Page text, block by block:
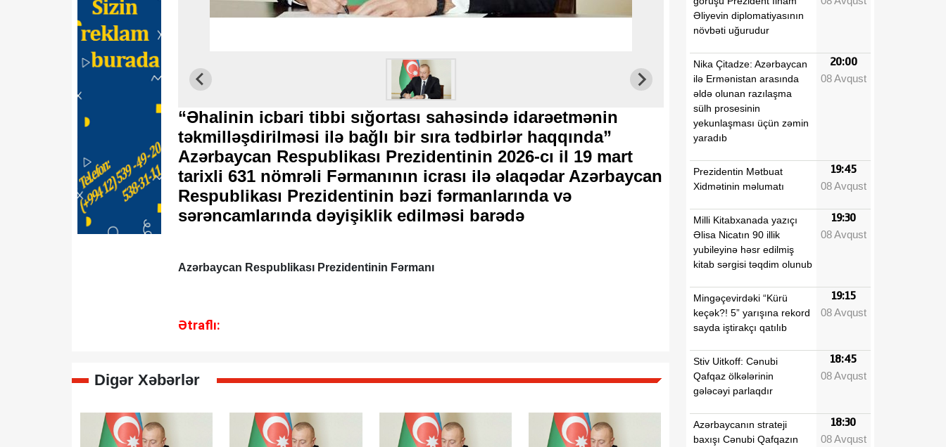
“Əhalinin icbari tibbi sığortası sahəsində idarəetmənin
təkmilləşdirilməsi ilə bağlı bir sıra tədbirlər haqqında”
Azərbaycan Respublikası Prezidentinin 2026-cı il 19 mart
tarixli 631 nömrəli Fərmanının icrası ilə əlaqədar Azərbaycan
Respublikası Prezidentinin bəzi fərmanlarında və
sərəncamlarında dəyişiklik edilməsi barədə
Azərbaycan Respublikası Prezidentinin Fərmanı
Ətraflı:
Digər Xəbərlər
Əliyevin diplomatiyasının
növbəti uğurudur
Nika Çitadze: Azərbaycan
ilə Ermənistan arasında
əldə olunan razılaşma
sülh prosesinin
yekunlaşması üçün zəmin
yaradıb
20:00
08 Avqust
Prezidentin Mətbuat
Xidmətinin məlumatı
19:45
08 Avqust
Milli Kitabxanada yazıçı
Əlisa Nicatın 90 illik
yubileyinə həsr edilmiş
kitab sərgisi təqdim olunub
19:30
08 Avqust
Mingəçevirdəki “Kürü
keçək?! 5” yarışına rekord
sayda iştirakçı qatılıb
19:15
08 Avqust
Stiv Uitkoff: Cənubi
Qafqaz ölkələrinin
gələcəyi parlaqdır
18:45
08 Avqust
Azərbaycanın strateji
baxışı Cənubi Qafqazın
18:30
08 Avqust